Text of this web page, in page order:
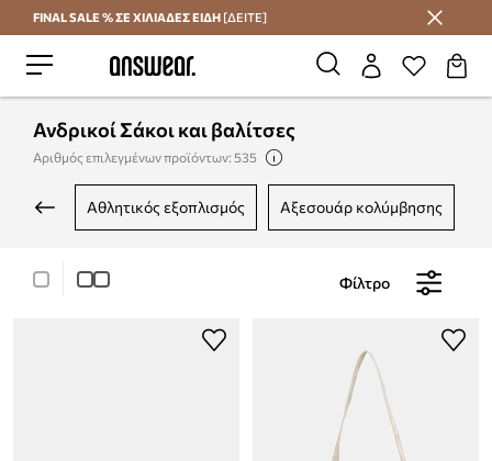
Εξοικονομήστε με το Answear Club
FINAL SALE % ΣΕ ΧΙΛΙΑΔΕΣ ΕΙΔΗ [ΔΕΙΤΕ]
Ανδρικοί Σάκοι και βαλίτσες
Αριθμός επιλεγμένων προϊόντων: 535
αθλητικός εξοπλισμός αξεσουάρ κολύμβησης
Φίλτρο